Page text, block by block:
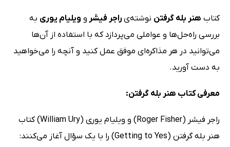
کتاب هنر بله گرفتن نوشته‌ی راجر فیشر و ویلیام یوری به
بررسی راه‌حل‌ها و عواملی می‌پردازد که با استفاده از آن‌ها
می‌توانید در هر مذاکره‌ای موفق عمل کنید و آنچه را می‌خواهید
به دست آورید.
معرفی کتاب هنر بله گرفتن:
راجر فیشر (Roger Fisher) و ویلیام یوری (William Ury) کتاب
هنر بله گرفتن (Getting to Yes) را با یک سؤال آغاز می‌کنند: